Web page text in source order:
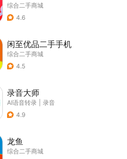
综合二手商城
4.6
闲至优品二手手机
综合二手商城
4.5
录音大师
AI语音转录
录音
4.9
龙鱼
综合二手商城